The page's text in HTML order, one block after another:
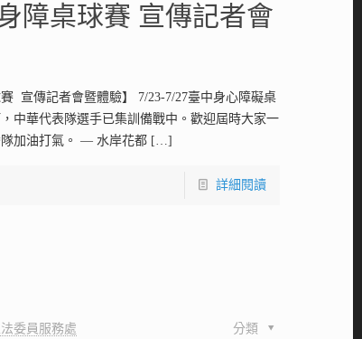
障桌球賽 宣傳記者會
賽 宣傳記者會暨體驗】 7/23-7/27臺中身心障礙桌
中華代表隊選手已集訓備戰中。歡迎屆時大家一
加油打氣。 — 水岸花都 […]
詳細閱讀
委員服務處 分類